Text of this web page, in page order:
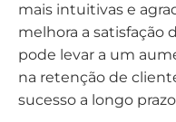
mais intuitivas e
melhora a satisfação
pode levar a um
na retenção de
sucesso a longo